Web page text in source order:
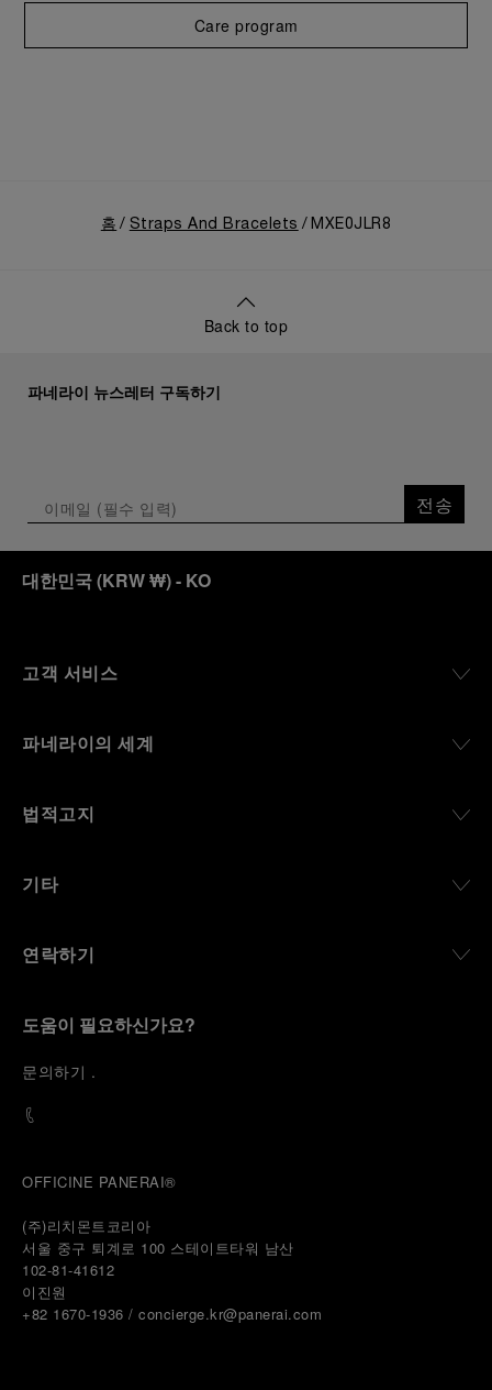
Care program
홈 Straps And Bracelets MXE0JLR8
Back to top
파네라이 뉴스레터 구독하기
전송
대한민국(KRW ₩)- KO
고객 서비스
파네라이의 세계
법적고지
기타
연락하기
도움이 필요하신가요?
문의하기 .
OFFICINE PANERAI®
(주)리치몬트코리아
서울 중구 퇴계로 100 스테이트타워 남산
102-81-41612
이진원
+82 1670-1936 / concierge.kr@panerai.com